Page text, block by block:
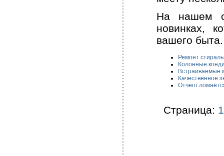
На нашем
новинках,
вашего быта.
Ремонт
Колонные
Встраиваемые
Качественное
Отчего
Страница: 1